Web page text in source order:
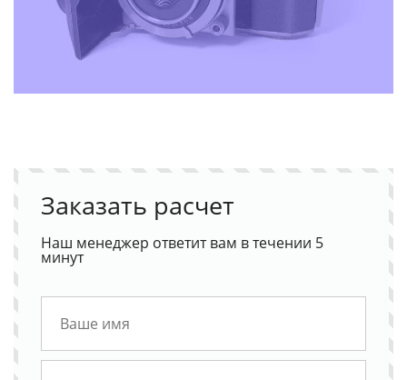
Заказать расчет
Наш менеджер ответит вам в течении 5
минут